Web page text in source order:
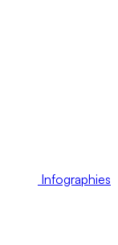
Infographies